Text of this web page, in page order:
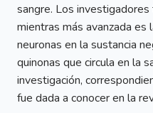
sangre. Los
mientras más avanzada es
neuronas en la sustancia
quinonas que circula en la
investigación,
fue dada a conocer en la